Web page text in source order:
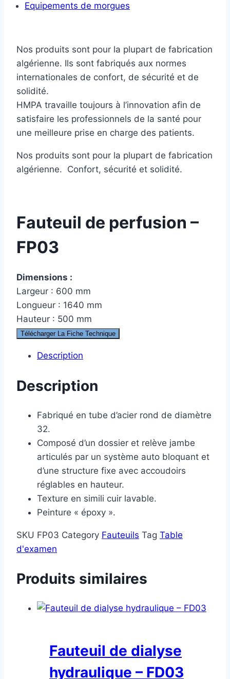
Equipements de morgues
Nos produits sont pour la plupart de fabrication
algérienne. Ils sont fabriqués aux normes
internationales de confort, de sécurité et de
solidité.
HMPA travaille toujours à l’innovation afin de
satisfaire les professionnels de la santé pour
une meilleure prise en charge des patients.
Nos produits sont pour la plupart de fabrication
algérienne. Confort, sécurité et solidité.
Fauteuil de perfusion –
FP03
Dimensions :
Largeur : 600 mm
Longueur : 1640 mm
Hauteur : 500 mm
Télécharger La Fiche Technique
Description
Description
Fabriqué en tube d’acier rond de diamètre
32.
Composé d’un dossier et relève jambe
articulés par un système auto bloquant et
d’une structure fixe avec accoudoirs
réglables en hauteur.
Texture en simili cuir lavable.
Peinture « époxy ».
SKU FP03 Category Fauteuils Tag Table
d'examen
Produits similaires
Fauteuil de dialyse
hydraulique – FD03